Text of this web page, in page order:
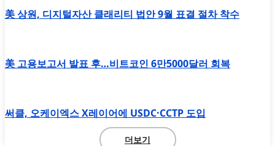
美 상원, 디지털자산 클래리티 법안 9월 표결 절차 착수
美 고용보고서 발표 후…비트코인 6만5000달러 회복
써클, 오케이엑스 X레이어에 USDC·CCTP 도입
더보기